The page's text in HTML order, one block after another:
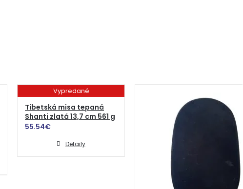
Vypredané
Tibetská misa tepaná
Shanti zlatá 13,7 cm 561 g
55.54€
Detaily